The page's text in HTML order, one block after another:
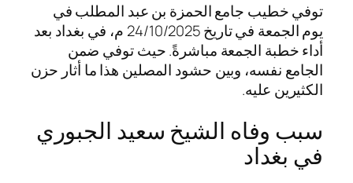
توفي خطيب جامع الحمزة بن عبد المطلب في
يوم الجمعة في تاريخ 24/10/2025 م، في بغداد بعد
أداء خطبة الجمعة مباشرةً. حيث توفي ضمن
الجامع نفسه، وبين حشود المصلين هذا ما أثار حزن
الكثيرين عليه.
سبب وفاه الشيخ سعيد الجبوري
في بغداد